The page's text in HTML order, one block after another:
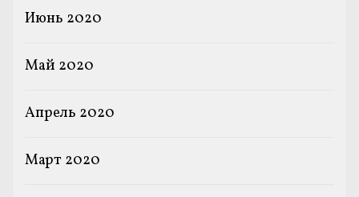
Июнь 2020
Май 2020
Апрель 2020
Март 2020